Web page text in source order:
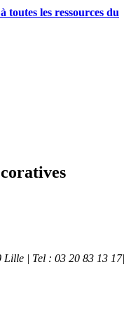
toutes les ressources du
| Tel : 03 20 83 13 17|